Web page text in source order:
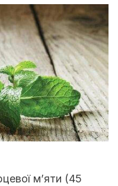
м’яти (45